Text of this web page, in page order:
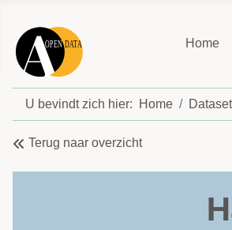
Home
U bevindt zich hier: Home
Terug naar overzicht